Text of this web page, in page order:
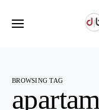
BROWSING TAG